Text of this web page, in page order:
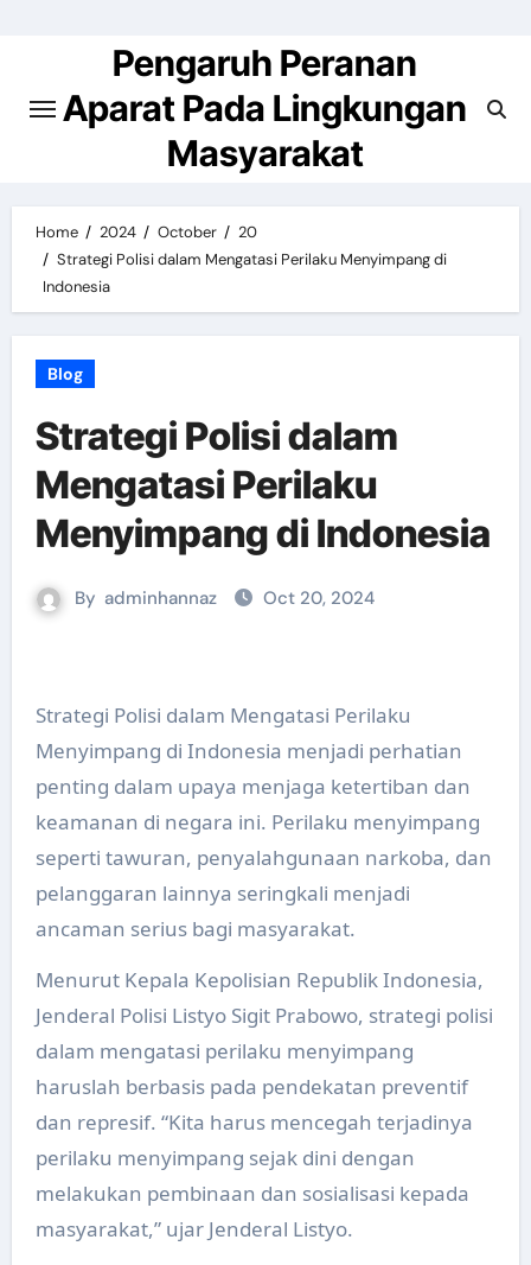
Pengaruh Peranan
Aparat Pada Lingkungan
Masyarakat
Home 2024 October
20
Strategi Polisi dalam Mengatasi Perilaku Menyimpang di
Indonesia
Blog
Strategi Polisi dalam
Mengatasi Perilaku
Menyimpang di Indonesia
By adminhannaz Oct 20, 2024
Strategi Polisi dalam Mengatasi Perilaku
Menyimpang di Indonesia menjadi perhatian
penting dalam upaya menjaga ketertiban dan
keamanan di negara ini. Perilaku menyimpang
seperti tawuran, penyalahgunaan narkoba, dan
pelanggaran lainnya seringkali menjadi
ancaman serius bagi masyarakat.
Menurut Kepala Kepolisian Republik Indonesia,
Jenderal Polisi Listyo Sigit Prabowo, strategi polisi
dalam mengatasi perilaku menyimpang
haruslah berbasis pada pendekatan preventif
dan represif. “Kita harus mencegah terjadinya
perilaku menyimpang sejak dini dengan
melakukan pembinaan dan sosialisasi kepada
masyarakat,” ujar Jenderal Listyo.